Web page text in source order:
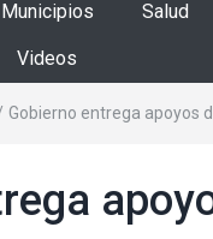
Municipios Salud
Videos
Gobierno entrega apoyos